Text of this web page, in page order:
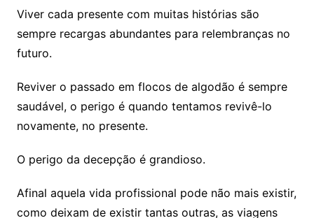
Viver cada presente com muitas histórias são
sempre recargas abundantes para relembranças no
futuro.
Reviver o passado em flocos de algodão é sempre
saudável, o perigo é quando tentamos revivê-lo
novamente, no presente.
O perigo da decepção é grandioso.
Afinal aquela vida profissional pode não mais existir,
como deixam de existir tantas outras, as viagens